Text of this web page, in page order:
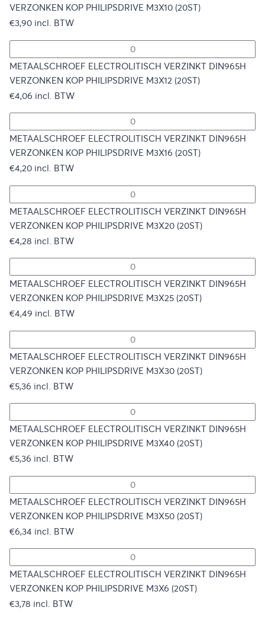
€32,85
VERZONKEN KOP PHILIPSDRIVE M3X10 (20ST)
€3,90 incl. BTW
METAALSCHROEF ELECTROLITISCH VERZINKT DIN965H
VERZONKEN KOP PHILIPSDRIVE M3X12 (20ST)
€4,06 incl. BTW
METAALSCHROEF ELECTROLITISCH VERZINKT DIN965H
VERZONKEN KOP PHILIPSDRIVE M3X16 (20ST)
€4,20 incl. BTW
METAALSCHROEF ELECTROLITISCH VERZINKT DIN965H
VERZONKEN KOP PHILIPSDRIVE M3X20 (20ST)
€4,28 incl. BTW
METAALSCHROEF ELECTROLITISCH VERZINKT DIN965H
VERZONKEN KOP PHILIPSDRIVE M3X25 (20ST)
€4,49 incl. BTW
METAALSCHROEF ELECTROLITISCH VERZINKT DIN965H
VERZONKEN KOP PHILIPSDRIVE M3X30 (20ST)
€5,36 incl. BTW
METAALSCHROEF ELECTROLITISCH VERZINKT DIN965H
VERZONKEN KOP PHILIPSDRIVE M3X40 (20ST)
€5,36 incl. BTW
METAALSCHROEF ELECTROLITISCH VERZINKT DIN965H
VERZONKEN KOP PHILIPSDRIVE M3X50 (20ST)
€6,34 incl. BTW
METAALSCHROEF ELECTROLITISCH VERZINKT DIN965H
VERZONKEN KOP PHILIPSDRIVE M3X6 (20ST)
€3,78 incl. BTW